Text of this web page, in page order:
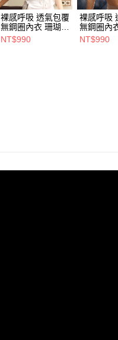
裸感呼吸 透氣包覆
無鋼圈內衣 珊瑚粉
(M~6L)
NT$990
裸感呼吸
無鋼圈內
(M~6L)
NT$990